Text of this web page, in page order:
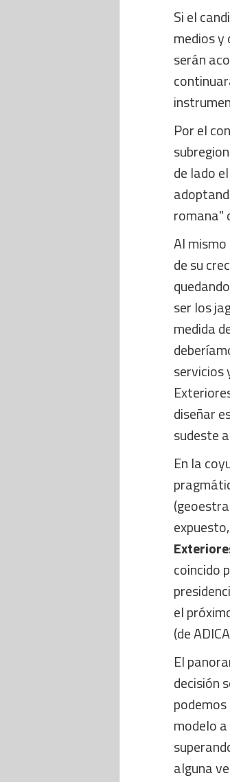
Si el
medios
serán
Por el
de lado
romana"
Al
de su
ser los
medida
servicios
diseñar
sudeste
En la
expuesto,
coincido
el
(de
El
decisión
modelo
alguna